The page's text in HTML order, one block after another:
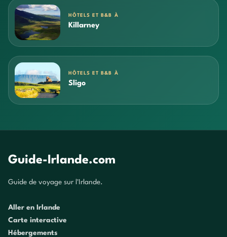
HÔTELS ET B&B À
Killarney
HÔTELS ET B&B À
Sligo
Guide-Irlande.com
Guide de voyage sur l'Irlande.
Aller en Irlande
Carte interactive
Hébergements